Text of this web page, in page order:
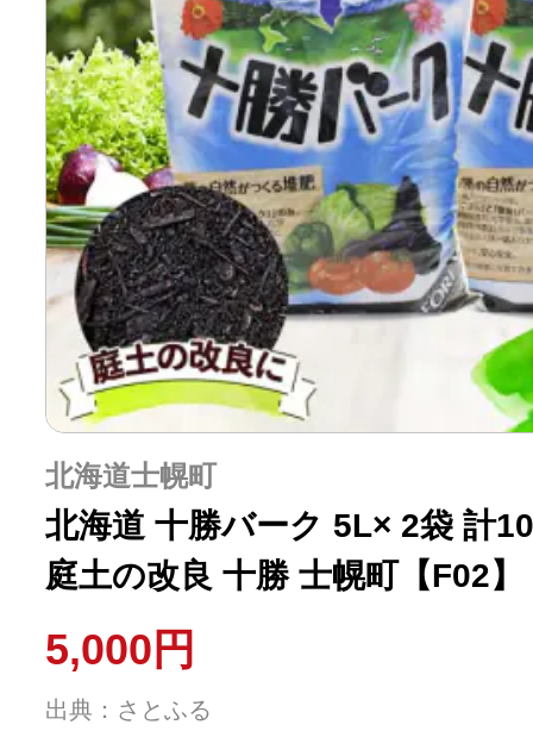
北海道士幌町
北海道 十勝バーク 5L× 2袋 計
庭土の改良 十勝 士幌町【F02】
5,000円
出典：さとふる